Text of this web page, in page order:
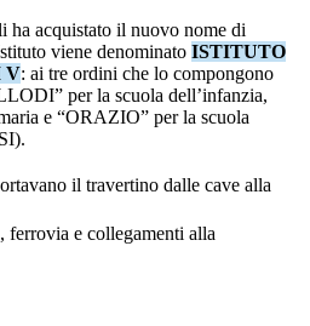
acquistato il nuovo nome di
viene denominato ISTITUTO
V: ai tre ordini che lo compongono
per la scuola dell’infanzia,
e “ORAZIO” per la scuola
il travertino dalle cave alla
ferrovia e collegamenti alla